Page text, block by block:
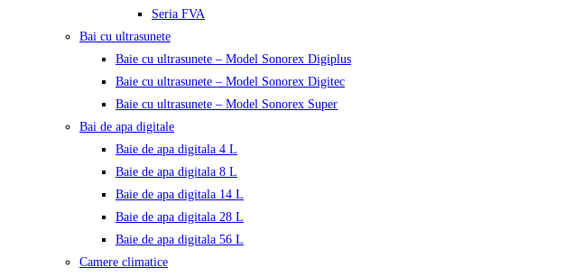
Seria FVA
Bai cu ultrasunete
Baie cu ultrasunete – Model Sonorex Digiplus
Baie cu ultrasunete – Model Sonorex Digitec
Baie cu ultrasunete – Model Sonorex Super
Bai de apa digitale
Baie de apa digitala 4 L
Baie de apa digitala 8 L
Baie de apa digitala 14 L
Baie de apa digitala 28 L
Baie de apa digitala 56 L
Camere climatice